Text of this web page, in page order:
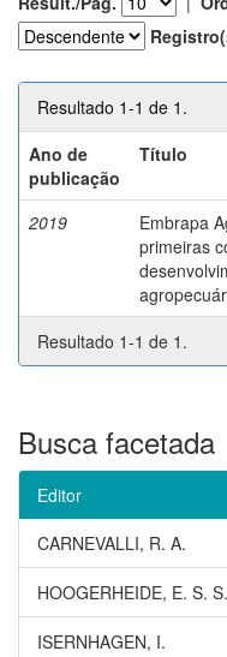
Resultado 1-1 de 1.
Ano de
publicação
Título
2019
Embrapa
primeiras
Resultado 1-1 de 1.
Busca facetada
Editor
CARNEVALLI, R. A.
HOOGERHEIDE, E. S. S.
ISERNHAGEN, I.